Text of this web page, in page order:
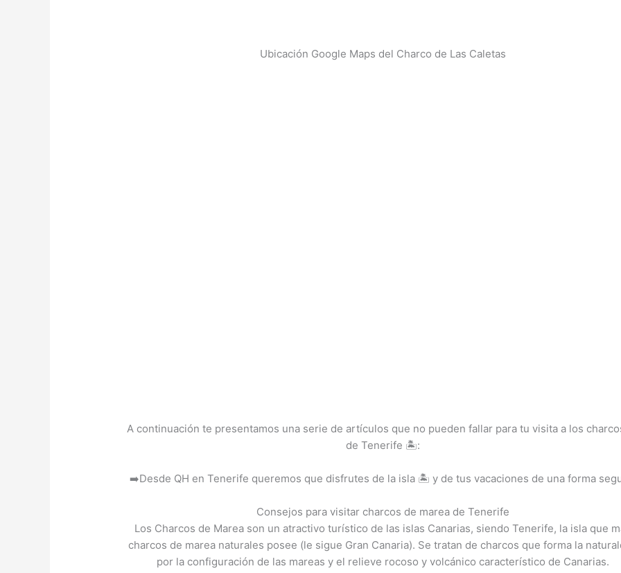
Ubicación Google Maps del Charco de Las Caletas
A continuación te presentamos una serie de artículos que no pueden fallar para tu visita a los
de Tenerife 🏝️:
➡️Desde QH en Tenerife queremos que disfrutes de la isla 🏝️ y de tus vacaciones de una forma
Consejos para visitar charcos de marea de Tenerife
Los Charcos de Marea son un atractivo turístico de las islas Canarias, siendo Tenerife, la isla que
charcos de marea naturales posee (le sigue Gran Canaria). Se tratan de charcos que forma la
por la configuración de las mareas y el relieve rocoso y volcánico característico de Canarias.